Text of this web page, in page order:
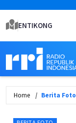
ENTIKONG
Home Berita Foto